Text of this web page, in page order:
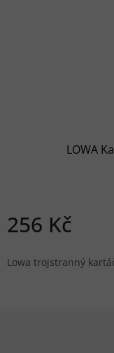
LOWA
256 Kč
Lowa trojstranný